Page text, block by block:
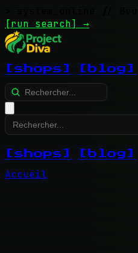
//
[run search] →
[shops] [blog]
[shops] [blog]
Accueil